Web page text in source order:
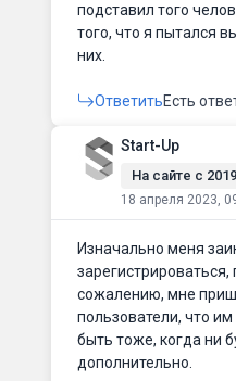
подставил того
того, что я пытался
них.
ОтветитьЕсть
Start-Up
На сайте c
18 апреля 2023,
Изначально меня
сожалению, мне
пользователи, что
быть тоже, когда ни
дополнительно.